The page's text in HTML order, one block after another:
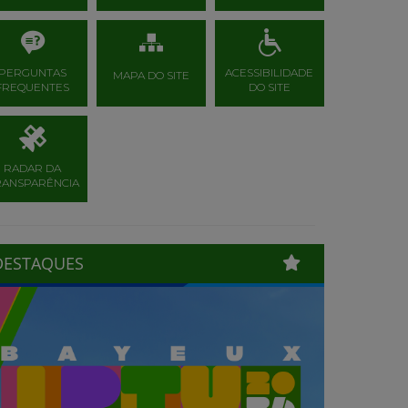
MAPA DO SITE
ACESSIBILIDADE
DO SITE
RADAR DA